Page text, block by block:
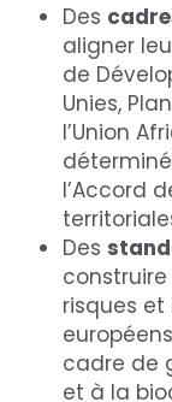
Des
aligner
de
Unies,
l’Union
l’Accord
Des
risques et
cadre de
et à la